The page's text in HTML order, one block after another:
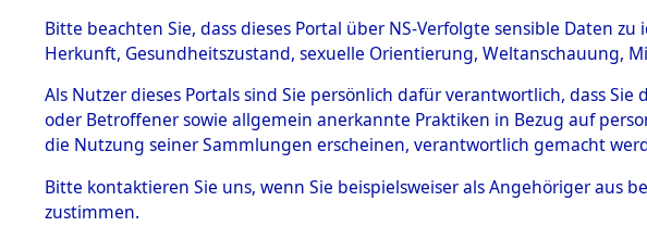
BESTÄNDE
Inhaftierungsdoku
mente
5. Verschiedenes
Todesmärsche
5.3.1 Alliierte
Ermittlung des
Toter aus
Fehlanzeigen→
Bitte beachten Sie, dass dieses Portal über NS-Verfolgte sensible Daten
Herkunft, Gesundheitszustand, sexuelle Orientierung, Weltanschauung,
Als Nutzer dieses Portals sind Sie persönlich dafür verantwortlich, dass
oder Betroffener sowie allgemein anerkannte Praktiken in Bezug auf
die Nutzung seiner Sammlungen erscheinen, verantwortlich gemacht
Bitte kontaktieren Sie uns, wenn Sie beispielsweiser als Angehöriger
zustimmen.